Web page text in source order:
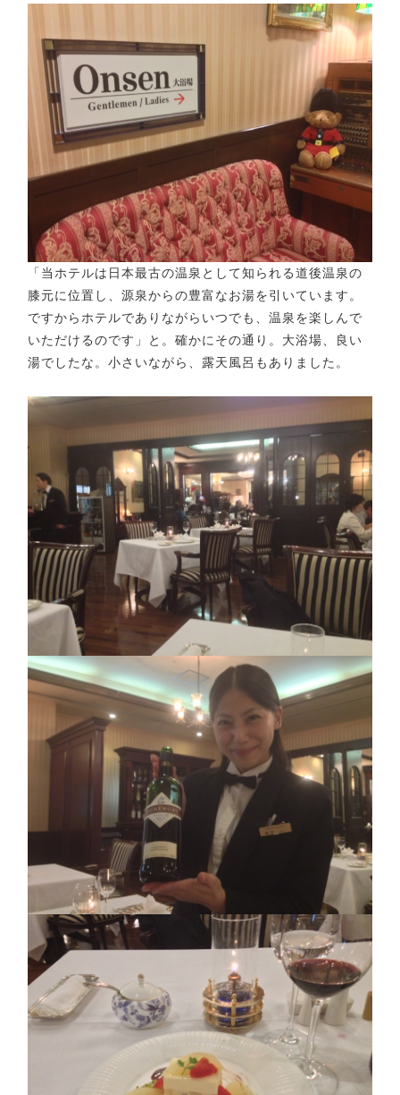
「当ホテルは日本最古の温泉として知られる道後温泉の
膝元に位置し、源泉からの豊富なお湯を引いています。
ですからホテルでありながらいつでも、温泉を楽しんで
いただけるのです」と。確かにその通り。大浴場、良い
湯でしたな。小さいながら、露天風呂もありました。